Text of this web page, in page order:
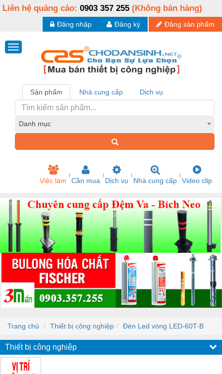
Liên hệ quảng cáo: 0903 357 255 (Không bán hàng)
Đăng sản phẩm
Đăng ký
Đăng nhập
Sản phẩm Nhà cung cấp Dịch vụ
Danh mục
Việc làm Cần mua Dịch vụ Nhà cung cấp Video clip
Trang chủ Thiết bị công nghiệp Đèn Led vòng LED-60T-B
Thiết bị công nghiệp